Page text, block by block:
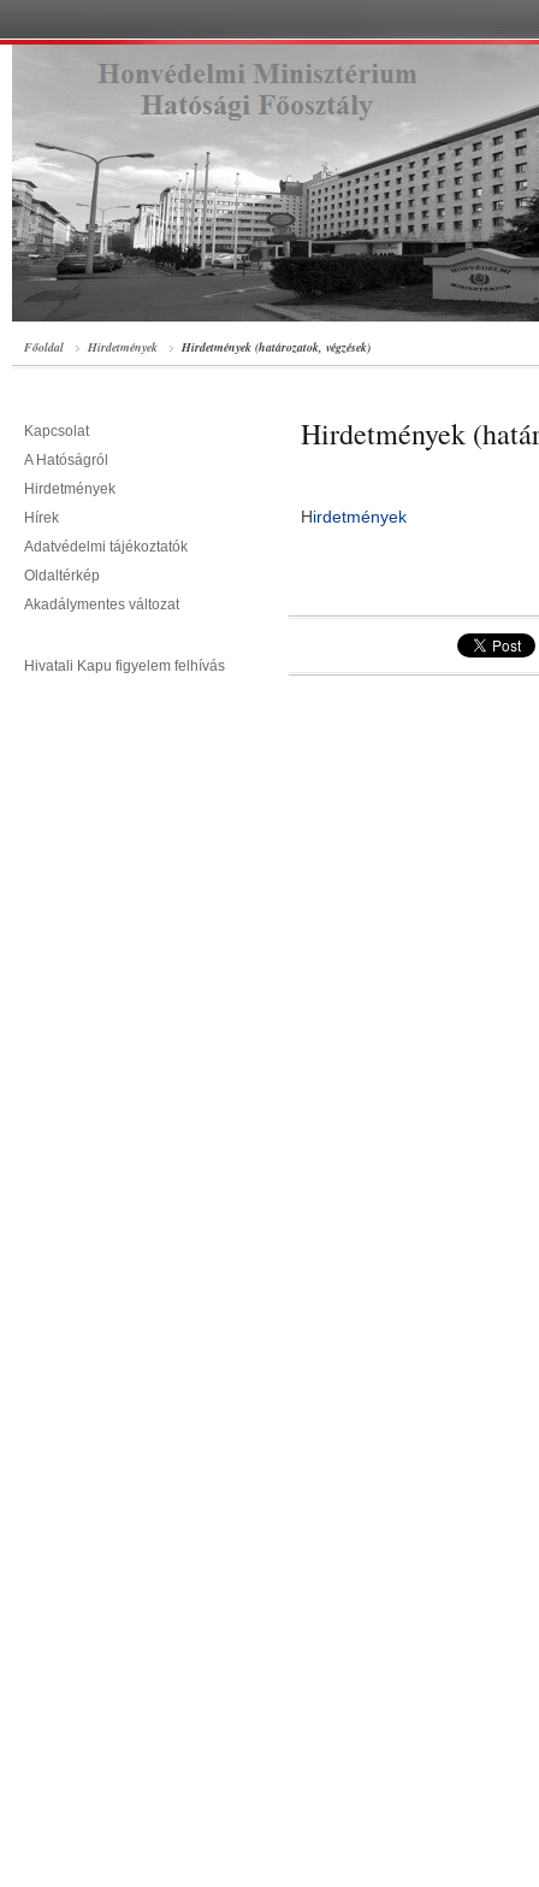
Főoldal Hirdetmények Hirdetmények (határozatok, végzések)
Kapcsolat
A Hatóságról
Hirdetmények
Hírek
Adatvédelmi tájékoztatók
Oldaltérkép
Akadálymentes változat
Hivatali Kapu figyelem felhívás
Hirdetmények
Hirdetmények